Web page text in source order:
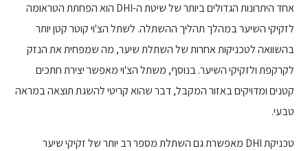
אחד היתרונות הגדולים ביותר של שיטת ה-DHI הוא הפחתת הטראומה
לזקיקי השיער במהלך תהליך ההשתלה. לשתל הצ'וי קוטר קטן יותר
בהשוואה לטכניקות אחרות של השתלת שיער, מה שמפחית את הנזק
לקרקפת ולזקיקי השיער. בנוסף, משתל הצ'וי מאפשר יצירת חתכים
קטנים ומדויקים באזור המקבל, דבר שהוא קריטי להשגת תוצאה במראה
טבעי.
טכניקת DHI מאפשרת גם השתלת מספר רב יותר של זקיקי שיער